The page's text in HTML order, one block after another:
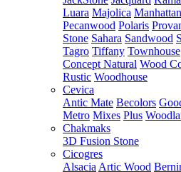
Luara Majolica Manhattan
Pecanwood Polaris
Stone Sahara Sandwood
Tagro Tiffany Townhouse
Concept Natural Wood
Rustic Woodhouse
Cevica
Antic Mate Becolors
Metro Mixes Plus
Chakmaks
3D Fusion Stone
Cicogres
Alsacia Artic Wood